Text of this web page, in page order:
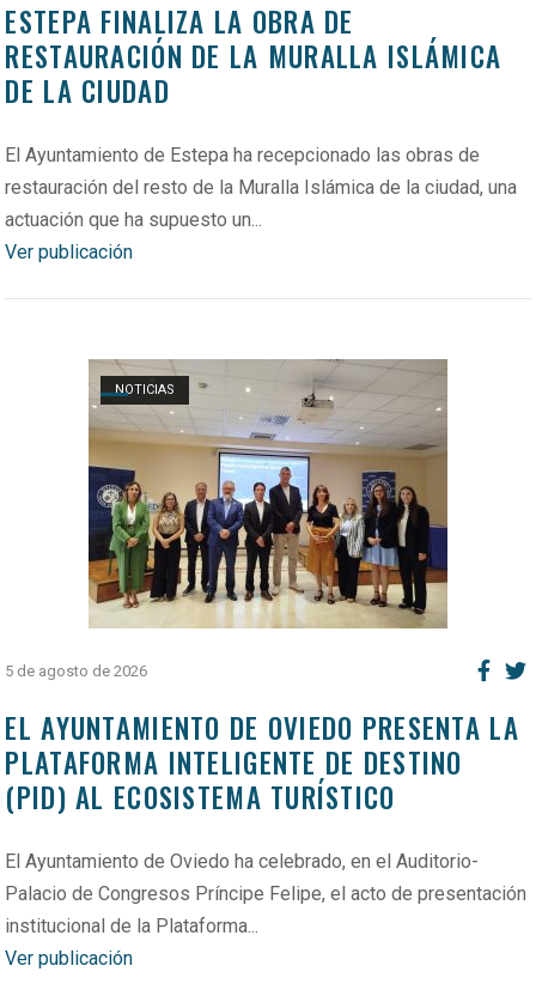
ESTEPA FINALIZA LA OBRA DE
RESTAURACIÓN DE LA MURALLA ISLÁMICA
DE LA CIUDAD
El Ayuntamiento de Estepa ha recepcionado las obras de
restauración del resto de la Muralla Islámica de la ciudad, una
actuación que ha supuesto un...
Ver publicación
NOTICIAS
Open post
5 de agosto de 2026
EL AYUNTAMIENTO DE OVIEDO PRESENTA LA
PLATAFORMA INTELIGENTE DE DESTINO
(PID) AL ECOSISTEMA TURÍSTICO
El Ayuntamiento de Oviedo ha celebrado, en el Auditorio-
Palacio de Congresos Príncipe Felipe, el acto de presentación
institucional de la Plataforma...
Ver publicación